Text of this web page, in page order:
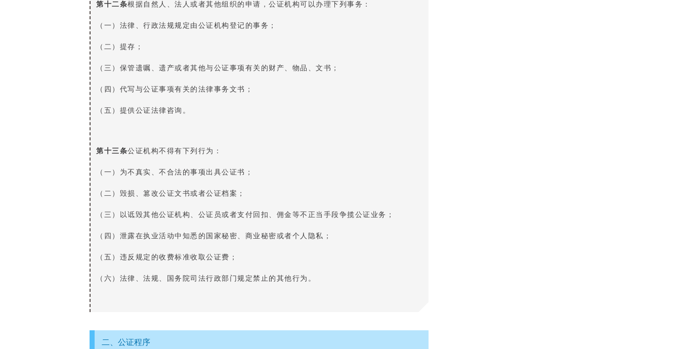
第十二条根据自然人、法人或者其他组织的申请，公证机构可以办理下列事务：
（一）法律、行政法规规定由公证机构登记的事务；
（二）提存；
（三）保管遗嘱、遗产或者其他与公证事项有关的财产、物品、文书；
（四）代写与公证事项有关的法律事务文书；
（五）提供公证法律咨询。
第十三条公证机构不得有下列行为：
（一）为不真实、不合法的事项出具公证书；
（二）毁损、篡改公证文书或者公证档案；
（三）以诋毁其他公证机构、公证员或者支付回扣、佣金等不正当手段争揽公证业务；
（四）泄露在执业活动中知悉的国家秘密、商业秘密或者个人隐私；
（五）违反规定的收费标准收取公证费；
（六）法律、法规、国务院司法行政部门规定禁止的其他行为。
二、公证程序